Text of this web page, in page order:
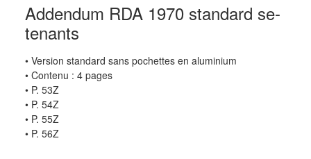
Addendum RDA 1970 standard se-
tenants
• Version standard sans pochettes en aluminium
• Contenu : 4 pages
• P. 53Z
• P. 54Z
• P. 55Z
• P. 56Z